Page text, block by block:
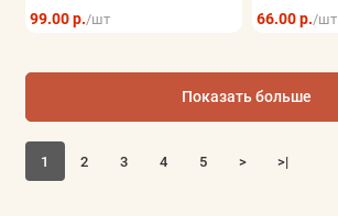
99.00 р./шт 66.00 р./шт
1 2 3 4 5 > >|
Показать больше